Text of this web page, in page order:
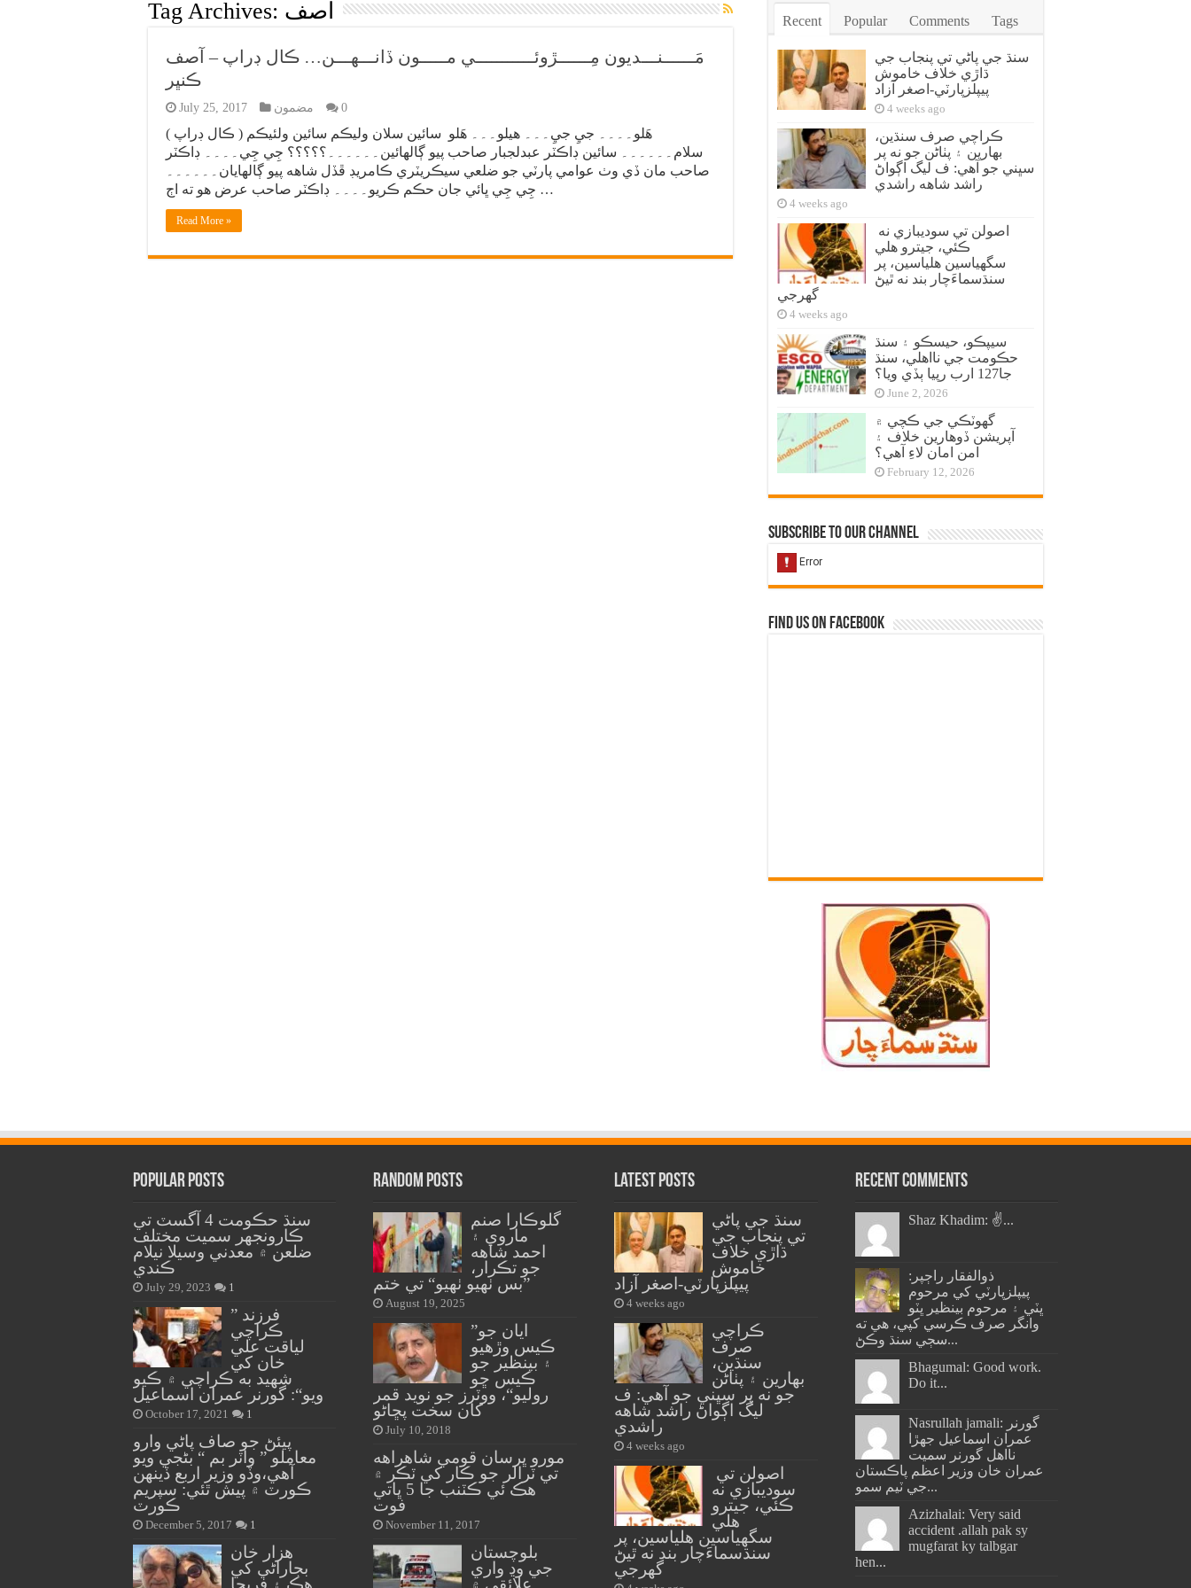
Tag Archives: آصف
مَــــــنـــديون مِــــــڙوئـــــــــــي مـــــون ڏانـــهـــن… ڪال ڊراپ – آصف
ڪنڀر
July 25, 2017 مضمون 0
( ڪال ڊراپ ) هَلو۔۔۔۔ جيِ جيِ۔۔۔ هيلو۔۔۔ هَلو سائين سلان وليڪم سائين ولئيڪم
سلام۔۔۔۔۔۔ سائين ڊاڪٽر عبدلجبار صاحب پيو ڳالهائين۔۔۔۔۔۔؟؟؟؟؟ جِي جِي۔۔۔۔ ڊاڪٽر
صاحب مان ڏي وٺ عوامي پارٽي جو ضلعي سيڪريٽري ڪامريڊ ڦڏل شاهه پيو ڳالهايان۔۔۔۔۔۔
جِي جِي ڀائي جان حڪم ڪريو۔۔۔۔ ڊاڪٽر صاحب عرض هو ته اڄ …
Read More »
Recent Popular Comments Tags
سنڌ جي پاڻي تي پنجاب جي
ڌاڙي خلاف خاموش
پيپلزپارٽي-اصغر آزاد
4 weeks ago
ڪراچي صرف سنڌين،
بهارين ۽ پٺاڻن جو نه پر
سڀني جو آهي: ف ليگ اڳواڻ
راشد شاهه راشدي
4 weeks ago
ڪئي، جيترو هلي
سگهياسين هلياسين، پر
سنڌسماءَچار بند نه ٿيڻ
گهرجي
4 weeks ago
سيپڪو، حيسڪو ۽ سنڌ
حڪومت جي نااهلي، سنڌ
جا127 ارب رپيا ٻڏي ويا؟
June 2, 2026
گهوٽڪي جي ڪچي ۾
آپريشن ڏوهارين خلاف ۽
امن امان لاءِ آهي؟
February 12, 2026
Subscribe to our Channel
Find us on Facebook
Popular Posts
سنڌ حڪومت 4 آگسٽ تي
ڪارونجهر سميت مختلف
ضلعن ۾ معدني وسيلا نيلام
ڪندي
July 29, 2023 1
” فرزند
ڪراچي
لياقت علي
خان کي
شهيد به ڪراچي ۾ ڪيو
ويو“: گورنر عمران اسماعيل
October 17, 2021 1
پيئڻ جو صاف پاڻي وارو
معاملو ” واٽر بم “ بڻجي ويو
آهي،وڏو وزير اربع ڏينهن
ڪورٽ ۾ پيش ٿئي: سپريم
ڪورٽ
December 5, 2017 1
هزار خان
بجاراڻي کي
هڪ ۽ فريحا
Random Posts
گلوڪارا صنم
ماروي ۽
احمد شاهه
جو تڪرار،
”بس ٺهيو ٺهيو“ تي ختم
August 19, 2025
”ايان جو
ڪيس وڙهيو
۽ بينظير جو
ڪيس ڇو
روليو“، ووٽرز جو نويد قمر
کان سخت پڇاڻو
July 10, 2018
مورو ڀرسان قومي شاهراهه
تي ٽرالر جو ڪار کي ٽڪر ۾
هڪ ئي ڪٽنب جا 5 ڀاتي
فوت
November 11, 2017
بلوچستان
جي وڍ واري
علائقي ۾
Latest Posts
سنڌ جي پاڻي
تي پنجاب جي
ڌاڙي خلاف
خاموش
پيپلزپارٽي-اصغر آزاد
4 weeks ago
ڪراچي
صرف
سنڌين،
بهارين ۽ پٺاڻن
جو نه پر سڀني جو آهي: ف
ليگ اڳواڻ راشد شاهه
راشدي
4 weeks ago
سوديبازي نه
ڪئي، جيترو
هلي
سگهياسين هلياسين، پر
سنڌسماءَچار بند نه ٿيڻ
گهرجي
Recent Comments
Shaz Khadim: ✌️...
ذوالفقار راڄپر:
پيپلزپارٽي کي مرحوم
ڀٽي ۽ مرحوم بينظير ڀٽو
وانگر صرف ڪرسي کپي، هي ته
سڄي سنڌ وڪڻ...
Bhagumal: Good work.
Do it...
Nasrullah jamali: گورنر
عمران اسماعيل جھڙا
نااهل گورنر سميت
عمران خان وزير اعظم پاڪستان
جي ٽيم سمو...
Azizhalai: Very said
accident .allah pak sy
mugfarat ky talbgar
hen...